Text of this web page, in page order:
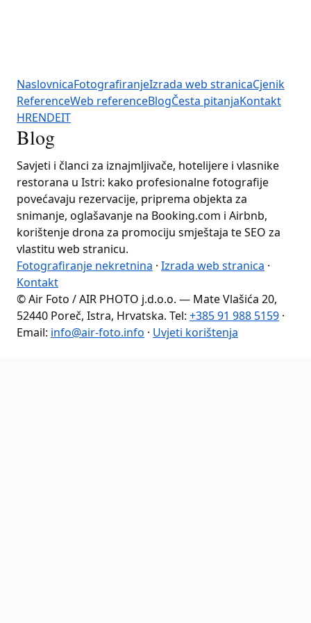
NaslovnicaFotografiranjeIzrada web stranicaCjenik
ReferenceWeb referenceBlogČesta pitanjaKontakt
HRENDEIT
Blog
Savjeti i članci za iznajmljivače, hotelijere i vlasnike
restorana u Istri: kako profesionalne fotografije
povećavaju rezervacije, priprema objekta za
snimanje, oglašavanje na Booking.com i Airbnb,
korištenje drona za promociju smještaja te SEO za
vlastitu web stranicu.
Fotografiranje nekretnina · Izrada web stranica ·
Kontakt
© Air Foto / AIR PHOTO j.d.o.o. — Mate Vlašića 20,
52440 Poreč, Istra, Hrvatska. Tel: +385 91 988 5159 ·
Email: info@air-foto.info · Uvjeti korištenja